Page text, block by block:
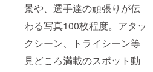
景や、選手達の頑張りが伝
わる写真100枚程度。アタッ
クシーン、トライシーン等
見どころ満載のスポット動